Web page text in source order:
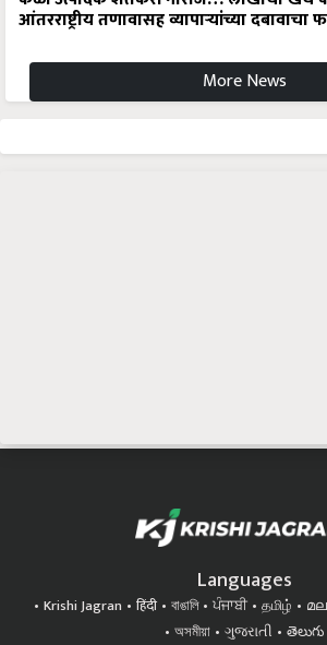
आंतरराष्ट्रीय तणावासह व्यापाऱ्यांच्या दबावाचा
More News
Languages
Krishi Jagran हिंदी বাঙালি ਪੰਜਾਬੀ தமிழ்
অসমীয়া
ગુજરાતી తెలుగు